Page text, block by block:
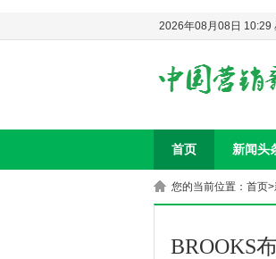
2026年08月08日 10:29
首页 新闻头
您的当前位置： 首页>
BROOKS